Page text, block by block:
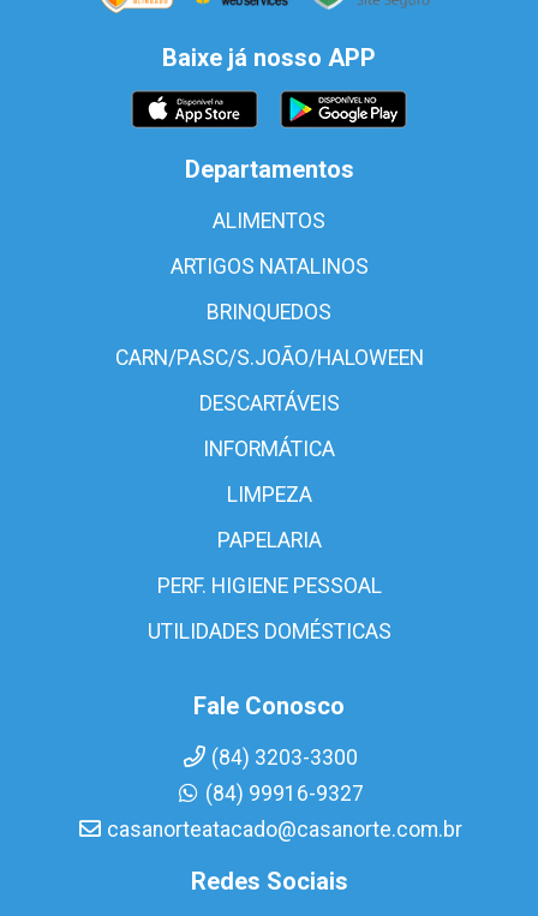
Baixe já nosso APP
Departamentos
ALIMENTOS
ARTIGOS NATALINOS
BRINQUEDOS
CARN/PASC/S.JOÃO/HALOWEEN
DESCARTÁVEIS
INFORMÁTICA
LIMPEZA
PAPELARIA
PERF. HIGIENE PESSOAL
UTILIDADES DOMÉSTICAS
Fale Conosco
(84) 3203-3300
(84) 99916-9327
casanorteatacado@casanorte.com.br
Redes Sociais